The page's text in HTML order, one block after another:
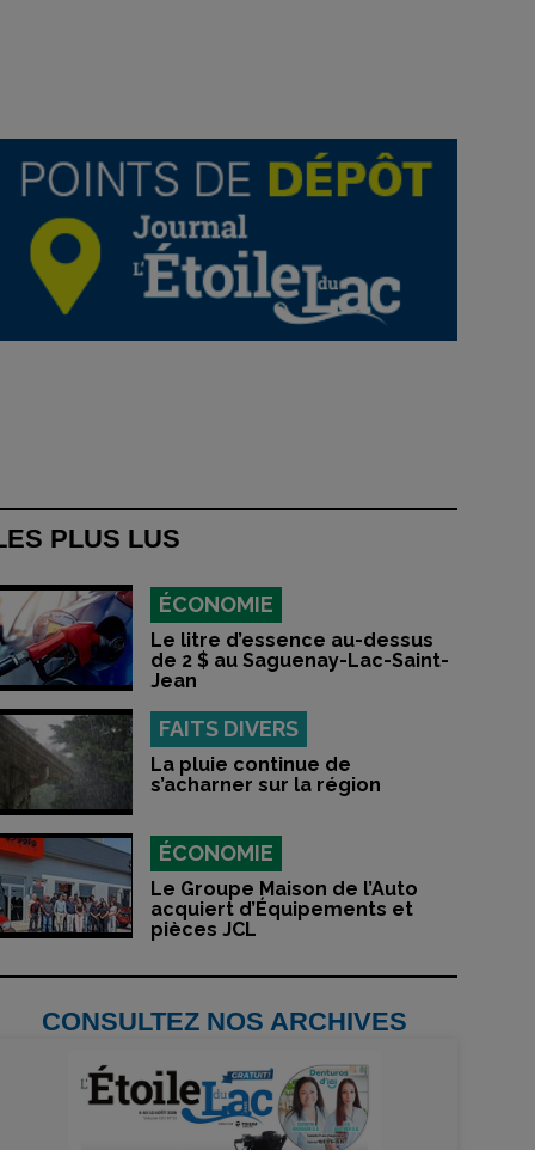
PLUS LUS
ÉCONOMIE
Le litre d’essence au-dessus
de 2 $ au Saguenay-Lac-Saint-
Jean
FAITS DIVERS
La pluie continue de
s’acharner sur la région
ÉCONOMIE
Le Groupe Maison de l’Auto
acquiert d’Équipements et
pièces JCL
CONSULTEZ NOS ARCHIVES